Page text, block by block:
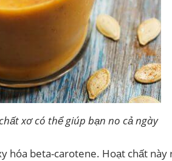
xơ có thể giúp bạn no cả ngày
hóa beta-carotene. Hoạt chất này